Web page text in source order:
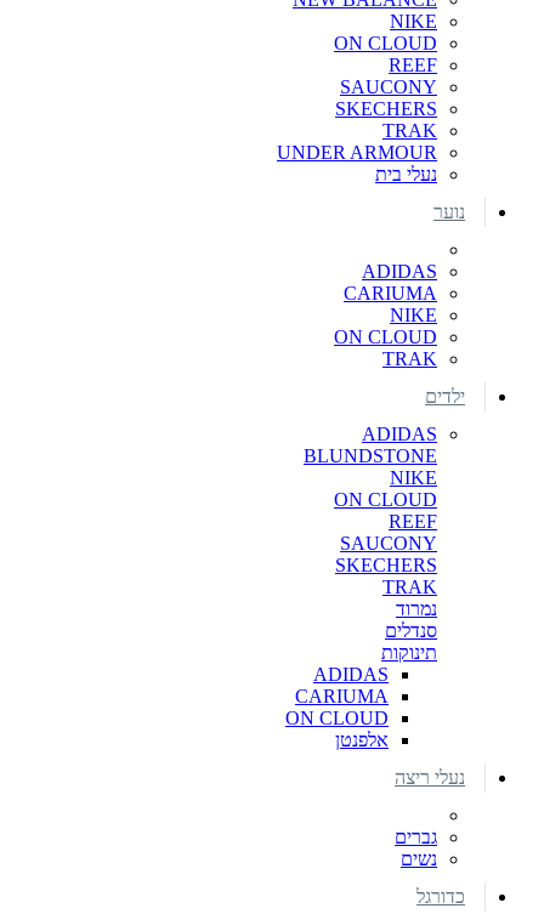
NIKE
ON CLOUD
REEF
SAUCONY
SKECHERS
TRAK
UNDER ARMOUR
נעלי בית
נוער
ADIDAS
CARIUMA
NIKE
ON CLOUD
TRAK
ילדים
ADIDAS
BLUNDSTONE
NIKE
ON CLOUD
REEF
SAUCONY
SKECHERS
TRAK
נמרוד
סנדלים
תינוקות
ADIDAS
CARIUMA
ON CLOUD
אלפנטן
נעלי ריצה
גברים
נשים
כדורגל